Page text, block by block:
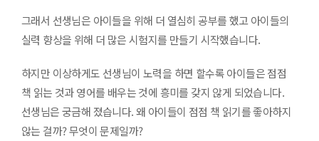
그래서 선생님은 아이들을 위해 더 열심히 공부를 했고 아이들의
실력 향상을 위해 더 많은 시험지를 만들기 시작했습니다.
하지만 이상하게도 선생님이 노력을 하면 할수록 아이들은 점점
책 읽는 것과 영어를 배우는 것에 흥미를 갖지 않게 되었습니다.
선생님은 궁금해 졌습니다. 왜 아이들이 점점 책 읽기를 좋아하지
않는 걸까? 무엇이 문제일까?